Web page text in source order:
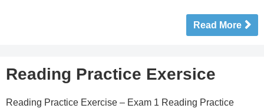
Read More
Reading Practice Exersice
Reading Practice Exercise – Exam 1 Reading Practice